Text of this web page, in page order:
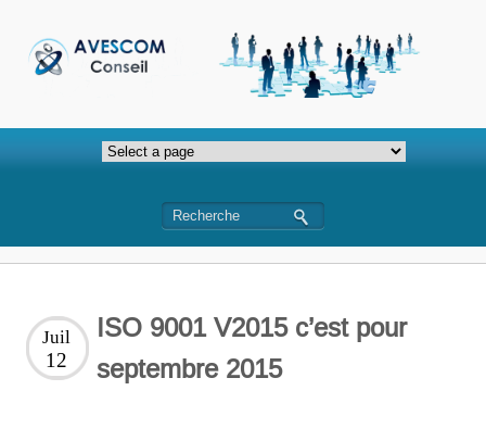
ISO 9001 V2015 c’est pour
septembre 2015
Juil
12